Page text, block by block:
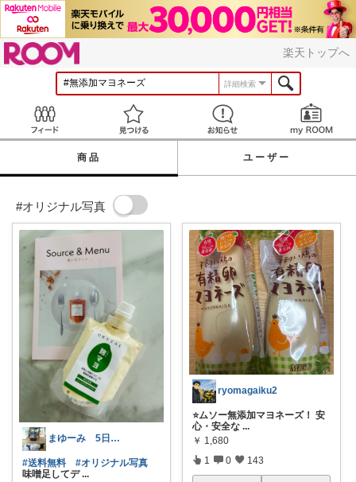
楽天トップへ
詳細検索
見つける お知らせ
商品 ユーザー
#オリジナル写真
まゆーみ 5日子供服と📱ケース感謝💖
#送料無料
#オリジナル写真
味噌足してデ ...
ryomagaiku2
⭐️ムソー無添加マヨネーズ！ 安
心・安全な ...
￥ 1,680
1 0 143